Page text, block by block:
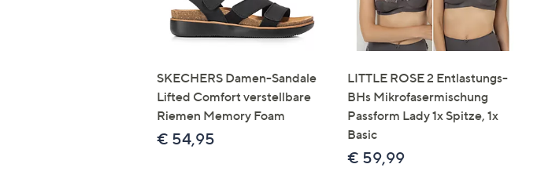
SKECHERS Damen-Sandale
Lifted Comfort verstellbare
Riemen Memory Foam
€ 54,95
LITTLE ROSE 2 Entlastungs-
BHs Mikrofasermischung
Passform Lady 1x Spitze, 1x
Basic
€ 59,99